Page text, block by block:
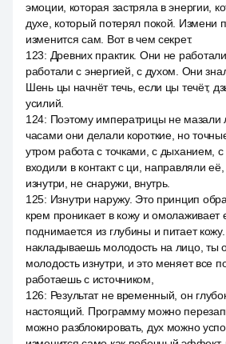
эмоции, которая застряла в энергии,
духе, который потерял покой. Измени
изменится сам. Вот в чем секрет.
123: Древних практик. Они не
работали с энергией, с духом. Они
Шень цы начнёт течь, если цы течёт,
усилий.
124: Поэтому императрицы не мазали
часами они делали короткие, но
утром работа с точками, с дыханием,
входили в контакт с ци, направляли
изнутри, не снаружи, внутрь.
125: Изнутри наружу. Это принцип
крем проникает в кожу и омолаживает
поднимается из глубины и питает
накладываешь молодость на лицо, ты
молодость изнутри, и это меняет все
работаешь с источником,
126: Результат не временный, он
настоящий. Программу можно
можно разблокировать, дух можно